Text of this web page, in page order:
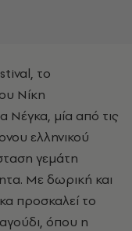
το
Νίκη
Νέγκα, μία από τις
ελληνικού
γεμάτη
Με δωρική και
προσκαλεί το
όπου η